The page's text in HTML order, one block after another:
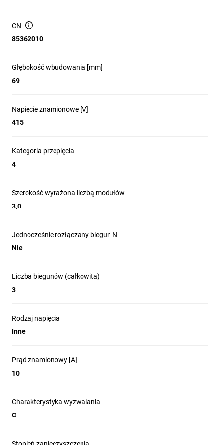
CN
85362010
Głębokość wbudowania [mm]
69
Napięcie znamionowe [V]
415
Kategoria przepięcia
4
Szerokość wyrażona liczbą modułów
3,0
Jednocześnie rozłączany biegun N
Nie
Liczba biegunów (całkowita)
3
Rodzaj napięcia
Inne
Prąd znamionowy [A]
10
Charakterystyka wyzwalania
C